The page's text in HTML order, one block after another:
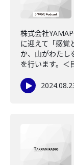
株式会社
に迎えて「感覚
か、山がわたし
を行います。